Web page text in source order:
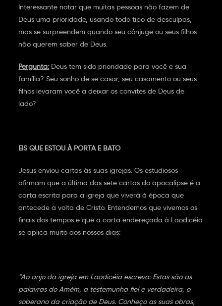
Interessante notar que muitas pessoas não fazem de
Deus uma prioridade, usando todo tipo de desculpas,
mas se surpreendem quando seu cônjuge ou seus filhos
não querem saber de Deus.
Pergunta: Deus tem sido prioridade para você e sua
família? Seu sonho de se casar, seu casamento ou seus
filhos levaram você a deixar os convites de Deus de
lado?
EIS QUE ESTOU À PORTA E BATO
Jesus enviou cartas às suas igrejas. Os estudiosos
afirmam que a última das sete cartas do apocalipse é a
carta escrita para a igreja que viverá à época que
antecede a volta de Cristo. Entendemos que vivemos os
finais dos tempos e que a carta endereçada à Laodicéia
se aplica muito aos nossos dias:
“Ao anjo da igreja em Laodicéia escreva: Estas são as
palavras do Amém, a testemunha fiel e verdadeira, o
soberano da criação de Deus. Conheço as suas obras,